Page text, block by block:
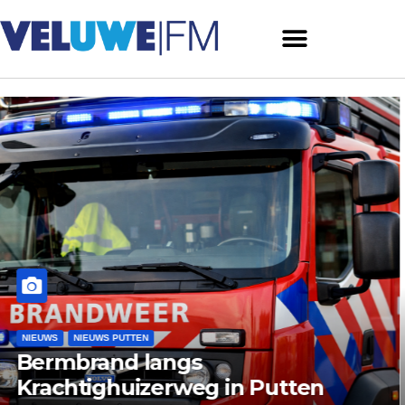
NIEUWS NIEUWS ERMELO
Ermelo: bijeenkomst voor
ouderen met